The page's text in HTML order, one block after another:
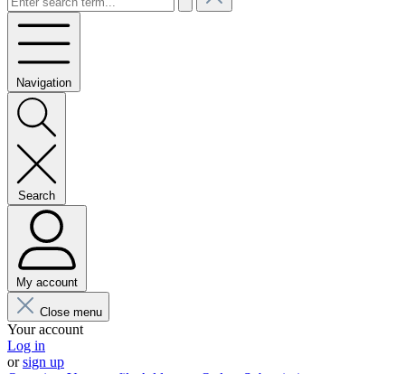
Navigation
Search
My account
Close menu
Your account
Log in
orsign up